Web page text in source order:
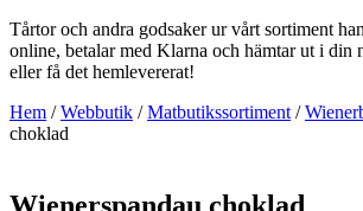
Tårtor och andra godsaker ur vårt sortiment
online, betalar med Klarna och hämtar ut i din
eller få det hemlevererat!
Hem /Webbutik /Matbutikssortiment /
choklad
Wienerspandau choklad